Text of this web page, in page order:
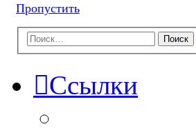
Пропустить
Поиск
Ссылки